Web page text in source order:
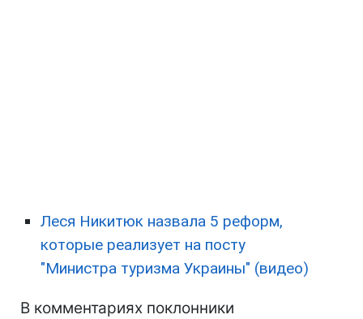
Леся Никитюк назвала 5 реформ,
которые реализует на посту
"Министра туризма Украины" (видео)
В комментариях поклонники